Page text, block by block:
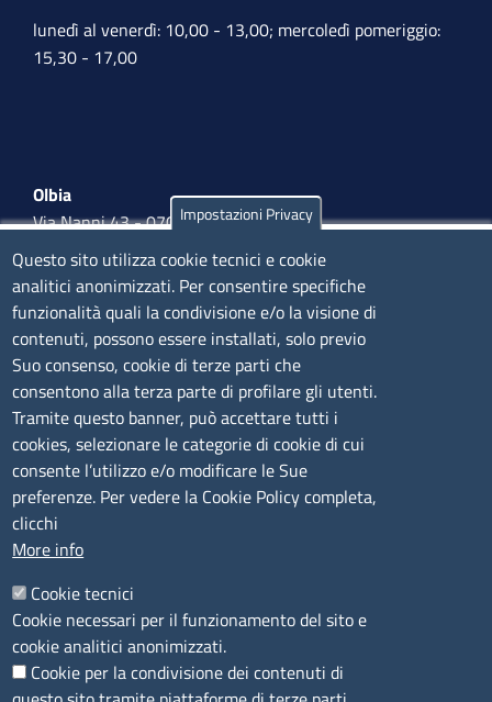
lunedì al venerdì: 10,00 - 13,00; mercoledì pomeriggio:
15,30 - 17,00
Olbia
Via Nanni 43 - 07026 Olbia
Tel. 0789 66122 | 0789 69580
mail: ufficio.olbia@ss.camcom.it
lunedì al venerdì: 9,00 - 12,00; lunedì pomeriggio: 16,00
- 17,00
CONTATTI
Camera di Commercio, Industria, Artigianato e
Agricoltura di Sassari
PEC
P.IVA01047570906
Codice Fiscale
Codice Univoco per le fatture elettroniche: UFPXFS
LINK UTILI
Impostazioni Privacy
Questo sito utilizza cookie tecnici e cookie
analitici anonimizzati. Per consentire specifiche
funzionalità quali la condivisione e/o la visione di
contenuti, possono essere installati, solo previo
Suo consenso, cookie di terze parti che
consentono alla terza parte di profilare gli utenti.
Tramite questo banner, può accettare tutti i
cookies, selezionare le categorie di cookie di cui
consente l’utilizzo e/o modificare le Sue
preferenze. Per vedere la Cookie Policy completa,
clicchi
More info
Cookie tecnici
Cookie necessari per il funzionamento del sito e
cookie analitici anonimizzati.
Cookie per la condivisione dei contenuti di